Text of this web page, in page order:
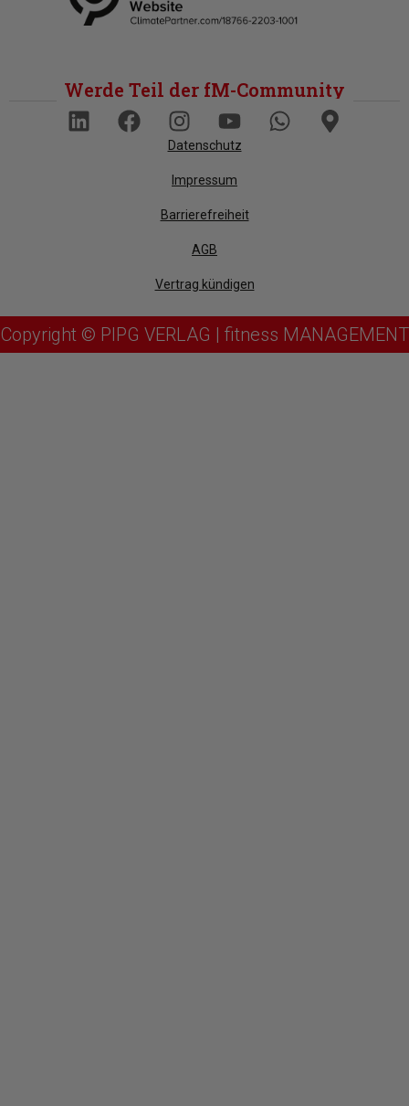
Werde Teil der fM-Community
Datenschutz
Impressum
Barrierefreiheit
AGB
Vertrag kündigen
Copyright © PIPG VERLAG | fitness MANAGEMENT